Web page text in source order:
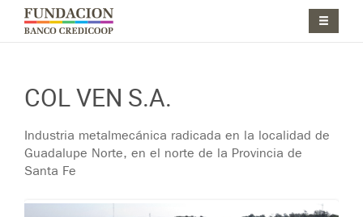
Pasar al contenido principal
Jump to main content
COL VEN S.A.
Industria metalmecánica radicada en la localidad de
Guadalupe Norte, en el norte de la Provincia de
Santa Fe